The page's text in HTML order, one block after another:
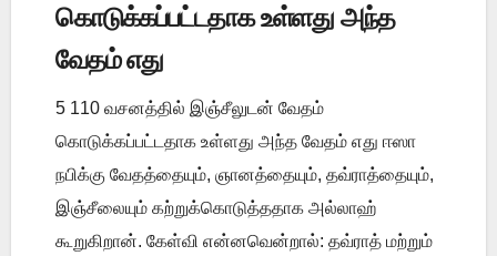
கொடுக்கப்பட்டதாக உள்ளது அந்த
வேதம் எது
5 110 வசனத்தில் இஞ்சீலுடன் வேதம்
கொடுக்கப்பட்டதாக உள்ளது அந்த வேதம் எது ஈஸா
நபிக்கு வேதத்தையும், ஞானத்தையும், தவ்ராத்தையும்,
இஞ்சீலையும் கற்றுக்கொடுத்ததாக அல்லாஹ்
கூறுகிறான். கேள்வி என்னவென்றால்: தவ்ராத் மற்றும்